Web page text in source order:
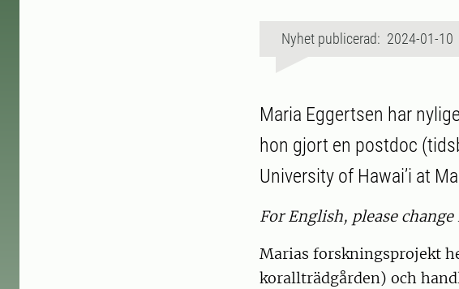
Nyhet publicerad: 2024-01-10
Maria Eggertsen har
hon gjort en postdoc
University of Hawai’i at
For English, please
Marias forskningsprojekt
korallträdgården) och